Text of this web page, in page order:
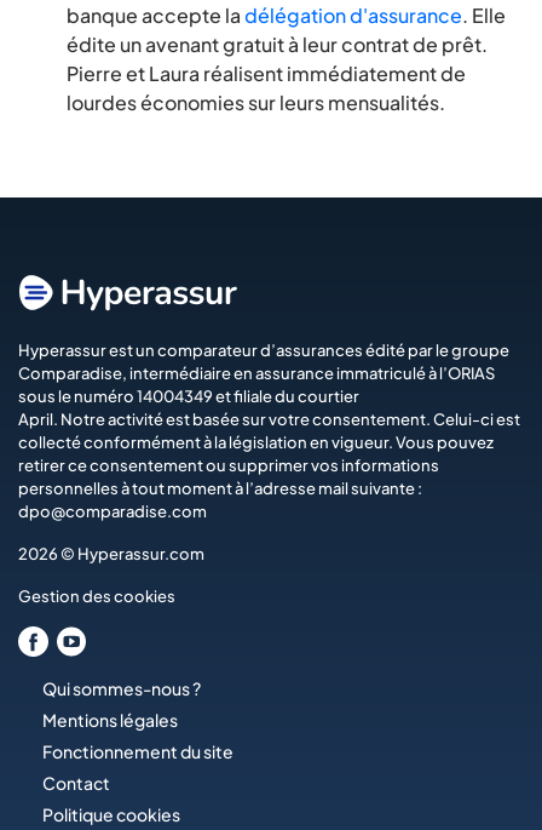
banque accepte ladélégation d'assurance. Elle
édite un avenant gratuit à leur contrat de prêt.
Pierre et Laura réalisent immédiatement de
lourdes économies sur leurs mensualités.
Hyperassur est un comparateur d’assurances édité par le groupe
Comparadise, intermédiaire en assurance immatriculé à l’ORIAS
sous le numéro 14004349 et filiale du courtier
April. Notre activité est basée sur votre consentement. Celui-ci est
collecté conformément à la législation en vigueur. Vous pouvez
retirer ce consentement ou supprimer vos informations
personnelles à tout moment à l’adresse mail suivante :
dpo@comparadise.com
2026 © Hyperassur.com
Gestion des cookies
Qui sommes-nous ?
Mentions légales
Fonctionnement du site
Contact
Politique cookies